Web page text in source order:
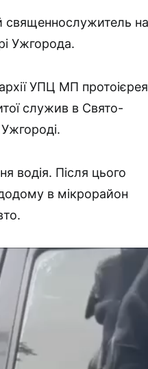
священнослужитель на
Ужгорода.
УПЦ МП протоієрея
служив в Свято-
водія. Після цього
в мікрорайон